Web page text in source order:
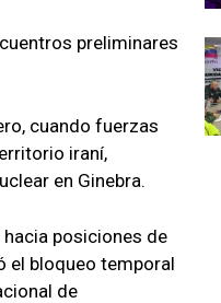
preliminares
cuando fuerzas
iraní,
en Ginebra.
posiciones de
el bloqueo temporal
de